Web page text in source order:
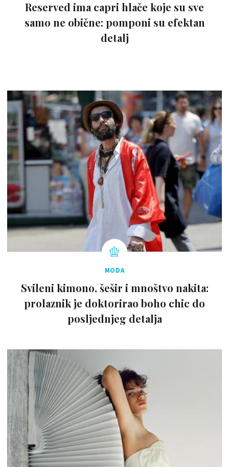
Reserved ima capri hlače koje su sve
samo ne obične: pomponi su efektan
detalj
MODA
Svileni kimono, šešir i mnoštvo nakita:
prolaznik je doktorirao boho chic do
posljednjeg detalja